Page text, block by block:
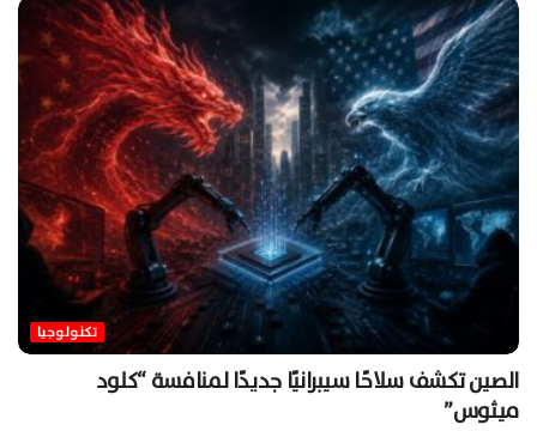
تكنولوجيا
الصين تكشف سلاحًا سيبرانيًا جديدًا لمنافسة “كلود
ميثوس”